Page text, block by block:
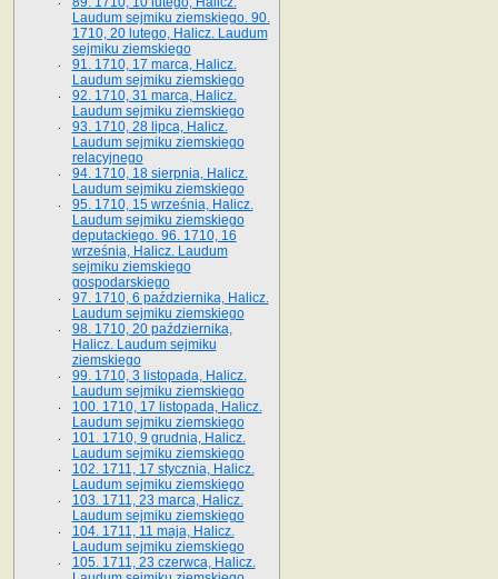
Laudum sejmiku ziemskiego. 90.
1710, 20 lutego, Halicz. Laudum
sejmiku ziemskiego
91. 1710, 17 marca, Halicz.
Laudum sejmiku ziemskiego
92. 1710, 31 marca, Halicz.
Laudum sejmiku ziemskiego
93. 1710, 28 lipca, Halicz.
Laudum sejmiku ziemskiego
relacyjnego
94. 1710, 18 sierpnia, Halicz.
Laudum sejmiku ziemskiego
95. 1710, 15 września, Halicz.
Laudum sejmiku ziemskiego
deputackiego. 96. 1710, 16
września, Halicz. Laudum
sejmiku ziemskiego
gospodarskiego
97. 1710, 6 października, Halicz.
Laudum sejmiku ziemskiego
98. 1710, 20 października,
Halicz. Laudum sejmiku
ziemskiego
99. 1710, 3 listopada, Halicz.
Laudum sejmiku ziemskiego
100. 1710, 17 listopada, Halicz.
Laudum sejmiku ziemskiego
101. 1710, 9 grudnia, Halicz.
Laudum sejmiku ziemskiego
102. 1711, 17 stycznia, Halicz.
Laudum sejmiku ziemskiego
103. 1711, 23 marca, Halicz.
Laudum sejmiku ziemskiego
104. 1711, 11 maja, Halicz.
Laudum sejmiku ziemskiego
105. 1711, 23 czerwca, Halicz.